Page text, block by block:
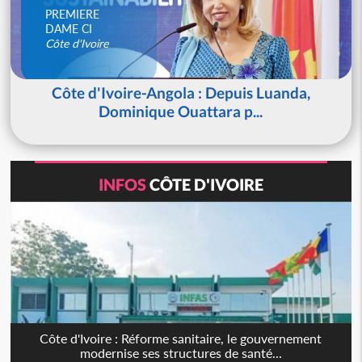
PREMIERE
DAME CI
Côte d'Ivoire
Côte d'Ivoire-Angola : Depuis Luanda,
Dominique Ouattara p...
INFOSCÔTE D'IVOIRE
Côte d'Ivoire : Réforme sanitaire, le gouvernement
modernise ses structures de santé...